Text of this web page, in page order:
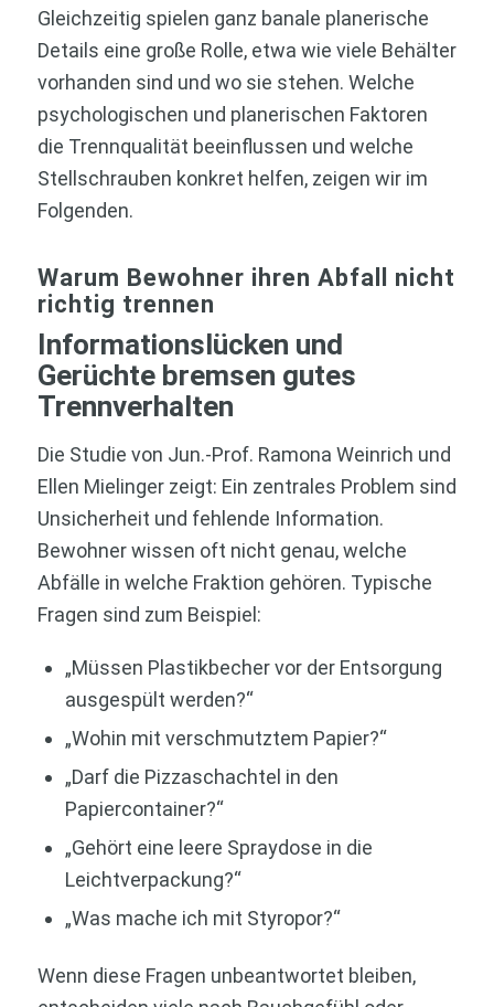
Gleichzeitig spielen ganz banale planerische
Details eine große Rolle, etwa wie viele Behälter
vorhanden sind und wo sie stehen. Welche
psychologischen und planerischen Faktoren
die Trennqualität beeinflussen und welche
Stellschrauben konkret helfen, zeigen wir im
Folgenden.
Warum Bewohner ihren Abfall nicht
richtig trennen
Informationslücken und
Gerüchte bremsen gutes
Trennverhalten
Die Studie von Jun.-Prof. Ramona Weinrich und
Ellen Mielinger zeigt: Ein zentrales Problem sind
Unsicherheit und fehlende Information.
Bewohner wissen oft nicht genau, welche
Abfälle in welche Fraktion gehören. Typische
Fragen sind zum Beispiel:
„Müssen Plastikbecher vor der Entsorgung
ausgespült werden?“
„Wohin mit verschmutztem Papier?“
„Darf die Pizzaschachtel in den
Papiercontainer?“
„Gehört eine leere Spraydose in die
Leichtverpackung?“
„Was mache ich mit Styropor?“
Wenn diese Fragen unbeantwortet bleiben,